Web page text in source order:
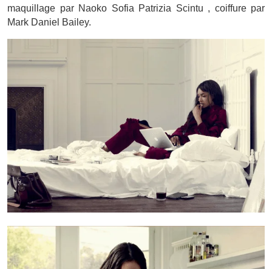
maquillage par Naoko Sofia Patrizia Scintu , coiffure par
Mark Daniel Bailey.